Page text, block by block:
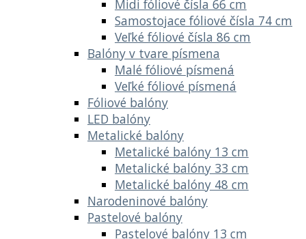
Midi fóliové čísla 66 cm
Samostojace fóliové čísla 74 cm
Veľké fóliové čísla 86 cm
Balóny v tvare písmena
Malé fóliové písmená
Veľké fóliové písmená
Fóliové balóny
LED balóny
Metalické balóny
Metalické balóny 13 cm
Metalické balóny 33 cm
Metalické balóny 48 cm
Narodeninové balóny
Pastelové balóny
Pastelové balóny 13 cm